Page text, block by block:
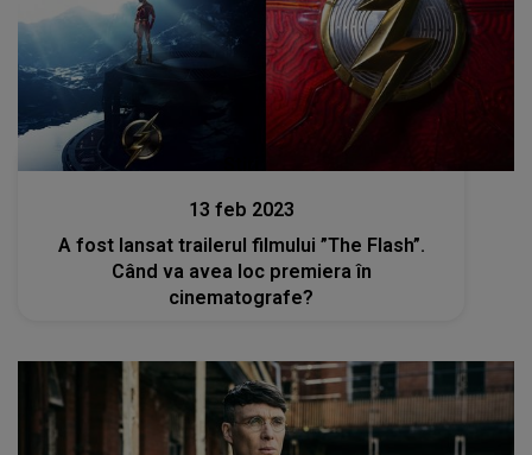
13 feb 2023
A fost lansat trailerul filmului ”The Flash”.
Când va avea loc premiera în
cinematografe?